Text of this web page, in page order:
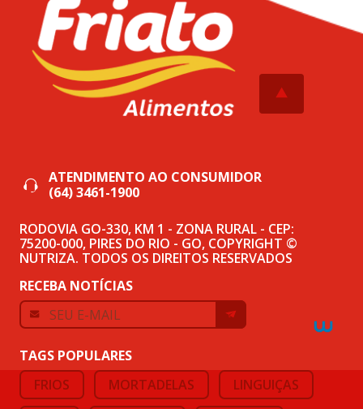
ATENDIMENTO AO CONSUMIDOR
(64) 3461-1900
RODOVIA GO-330, KM 1 - ZONA RURAL - CEP:
75200-000, PIRES DO RIO - GO, COPYRIGHT ©
NUTRIZA. TODOS OS DIREITOS RESERVADOS
RECEBA NOTÍCIAS
TAGS POPULARES
FRIOS
MORTADELAS LINGUIÇAS